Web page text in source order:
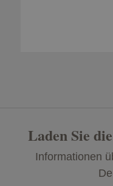
Laden Sie
Informationen